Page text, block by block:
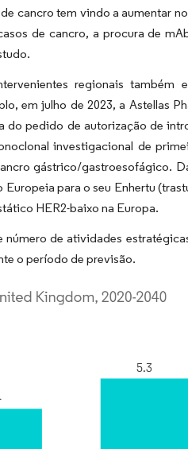
cancro tem vindo a aumentar
de cancro, a procura de
regionais também
em julho de 2023, a Astellas
do pedido de autorização de
investigacional de
gástrico/gastroesofágico.
para o seu Enhertu
HER2-baixo na Europa.
de atividades
o período de previsão.